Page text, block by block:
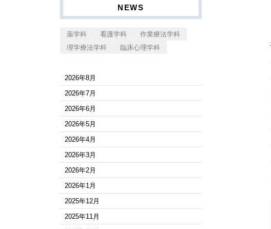
NEWS
薬学科 看護学科
作業療法学科
理学療法学科
臨床心理学科
2026年8月
2026年7月
2026年6月
2026年5月
2026年4月
2026年3月
2026年2月
2026年1月
2025年12月
2025年11月